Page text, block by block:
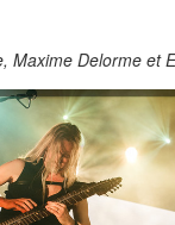
Maxime Delorme et